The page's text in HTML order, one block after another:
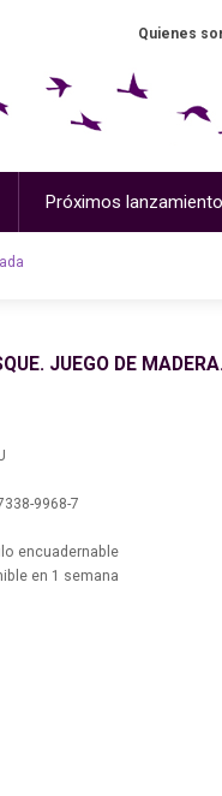
Quienes
Próximos
JUEGO DE MADERA.
9968-7
encuadernable
en 1 semana